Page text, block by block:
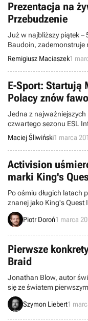
Prezentacja na
Przebudzenie
Już w najbliższy piątek –
Baudoin, zademonstruje
Początek –
pośrednictwem serwisu
Remigiusz Maciaszek1
E-Sport: Startują
Polacy znów
Jedna z najważniejszych
czwartego sezonu ESL
Finals, startują już jutro.
polscy gracze.
Maciej Śliwiński1 marca
Activision
marki King's
Po ośmiu długich latach
znanej jako King's Quest
nieoficjalnej kontynuacji
powstawania gry został
Piotr Doroń1 marca
Pierwsze
Braid
Jonathan Blow, autor
się ze światem
The Witness. Na blogu
koncepcyjne i kilka słów
Szymon Liebert1